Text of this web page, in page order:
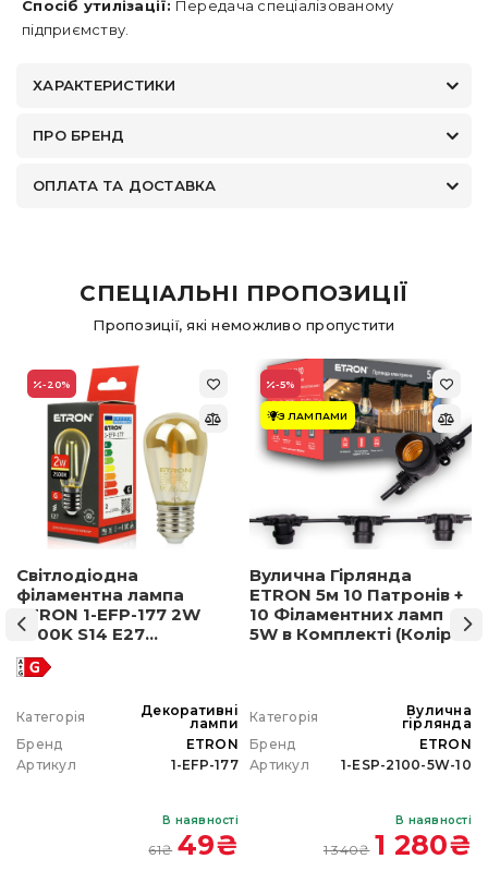
Спосіб утилізації: Передача спеціалізованому
підприємству.
ХАРАКТЕРИСТИКИ
ПРО БРЕНД
ОПЛАТА ТА ДОСТАВКА
СПЕЦІАЛЬНІ ПРОПОЗИЦІЇ
Пропозиції, які неможливо пропустити
-20%
Світлодіодна
філаментна лампа
ETRON 1-EFP-177 2W
2500K S14 E27
позолочене скло
Категорія
Декоративні
лампи
Бренд
ETRON
Артикул
1-EFP-177
В наявності
61₴ 49₴
-5%
З ЛАМПАМИ
Вулична Гірлянда
ETRON 5м 10 Патронів +
10 Філаментних ламп
5W в Комплекті (Колір
Категорія
Вулична
гірлянда
Бренд
ETRON
Артикул
1-ESP-2100-5W-10
В наявності
1 340₴ 1 280₴